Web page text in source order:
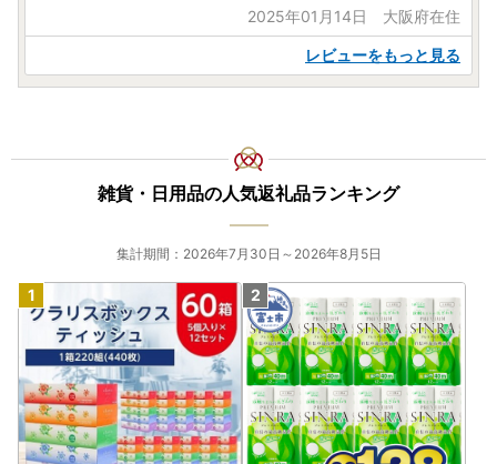
2025年01月14日 大阪府在住
レビューをもっと見る
雑貨・日用品の人気返礼品ランキング
集計期間：2026年7月30日～2026年8月5日